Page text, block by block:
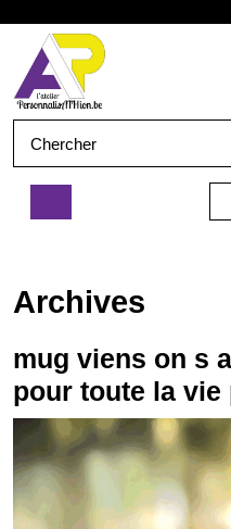
contenu
Ouvrir
le
menu
s
mais
genre
pour
toute
vie
Archives
mug viens on s
pour toute la vie